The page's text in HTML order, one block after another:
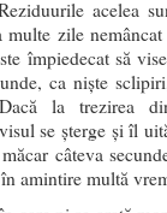
acelea
zile
împiedecat să
ca niște
la trezirea
se șterge și îl
câteva
amintire multă